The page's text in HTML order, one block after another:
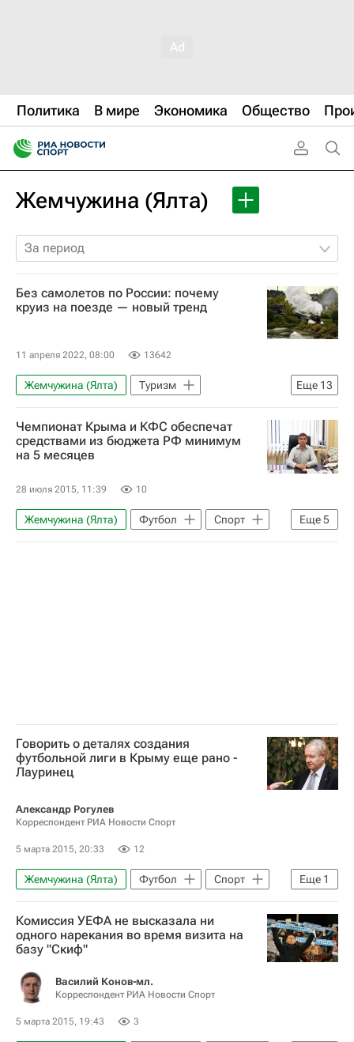
Политика В мире Экономика Общество
Жемчужина (Ялта)
За период
Без самолетов по России: почему
круиз на поезде — новый тренд
11 апреля 2022, 08:00 13642
Еще 13
Жемчужина (Ялта)
Туризм
Новости - Туризм
Дед Мороз
Иркутск
Слюдянка
Элиста
Федеральная пассажирская компания
Александр Ильин
Впечатления - Туризм
Маршруты - Туризм
туристы
Чемпионат Крыма и КФС обеспечат
средствами из бюджета РФ минимум
на 5 месяцев
28 июля 2015, 11:39 10
Еще5
Жемчужина (Ялта) Футбол
Спорт
Вокруг спорта
Дмитрий Козак
Говорить о деталях создания
футбольной лиги в Крыму еще рано -
Лауринец
Александр Рогулев
Корреспондент РИА Новости Спорт
5 марта 2015, 20:33 12
Еще 1
Жемчужина (Ялта) Футбол
Спорт
Визит делегации УЕФА в Крым для инспектирования футбольных объектов
Комиссия УЕФА не высказала ни
одного нарекания во время визита на
базу "Скиф"
Василий Конов-мл.
Корреспондент РИА Новости Спорт
5 марта 2015, 19:43 3